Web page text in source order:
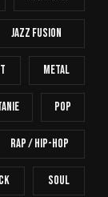
Jazz Fusion
Metal
Pop
Rap / Hip-Hop
Soul